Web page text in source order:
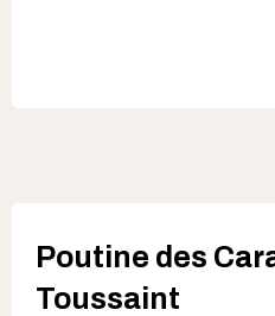
Poutine des
Toussaint